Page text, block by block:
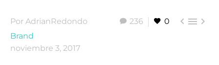
236 0   
Por AdrianRedondo
Brand
noviembre 3, 2017